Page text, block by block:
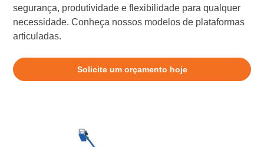
segurança, produtividade e flexibilidade para qualquer
necessidade. Conheça nossos modelos de plataformas
articuladas.
Solicite um orçamento hoje